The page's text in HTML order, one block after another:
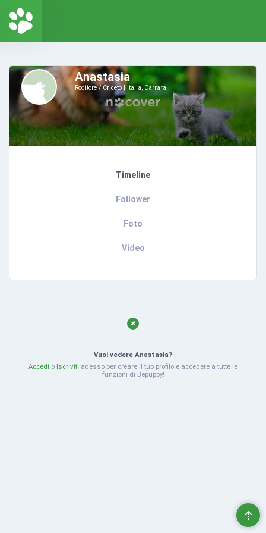
Anastasia
Roditore / Criceto Italia, Carrara
Timeline
Follower
Foto
Video
Vuoi vedere Anastasia?
Accedi o Iscriviti adesso per creare il tuo profilo e accedere a tutte le
funzioni di Bepuppy!